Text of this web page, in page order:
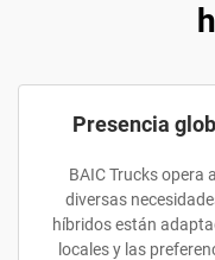
Presencia
BAIC Trucks opera
diversas
híbridos están
locales y las